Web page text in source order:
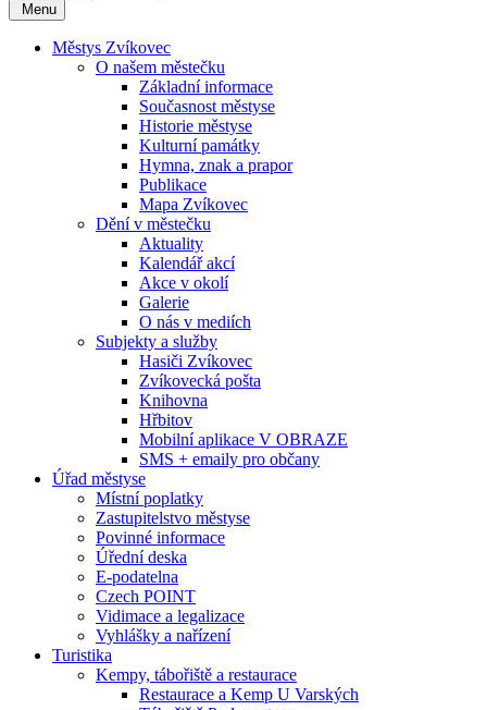
Menu
Městys Zvíkovec
O našem městečku
Základní informace
Současnost městyse
Historie městyse
Kulturní památky
Hymna, znak a prapor
Publikace
Mapa Zvíkovec
Dění v městečku
Aktuality
Kalendář akcí
Akce v okolí
Galerie
O nás v mediích
Subjekty a služby
Hasiči Zvíkovec
Zvíkovecká pošta
Knihovna
Hřbitov
Mobilní aplikace V OBRAZE
SMS + emaily pro občany
Úřad městyse
Místní poplatky
Zastupitelstvo městyse
Povinné informace
Úřední deska
E-podatelna
Czech POINT
Vidimace a legalizace
Vyhlášky a nařízení
Turistika
Kempy, tábořiště a restaurace
Restaurace a Kemp U Varských